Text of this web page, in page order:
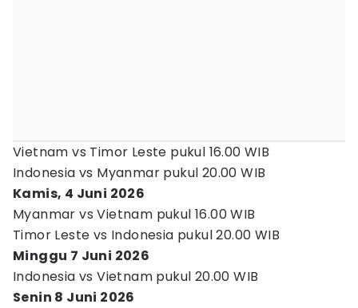
Vietnam vs Timor Leste pukul 16.00 WIB
Indonesia vs Myanmar pukul 20.00 WIB
Kamis, 4 Juni 2026
Myanmar vs Vietnam pukul 16.00 WIB
Timor Leste vs Indonesia pukul 20.00 WIB
Minggu 7 Juni 2026
Indonesia vs Vietnam pukul 20.00 WIB
Senin 8 Juni 2026